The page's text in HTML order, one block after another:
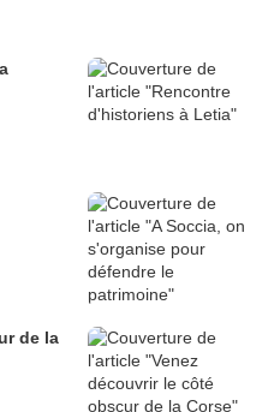
de la